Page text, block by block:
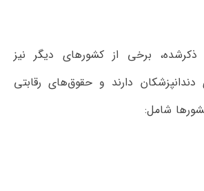
ذکرشده، برخی از کشورهای دیگر نیز
دندانپزشکان دارند و حقوق‌های رقابتی
شامل: